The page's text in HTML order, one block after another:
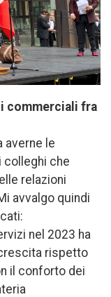
commerciali fra
averne le
che
relazioni
avvalgo quindi
nel 2023 ha
rispetto
il conforto dei